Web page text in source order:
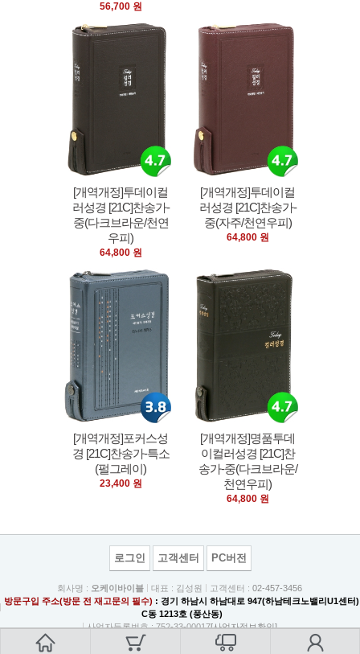
56,700 원
[개역개정]투데이컬
러성경 [21C]찬송가-
중(다크브라운/천연
우피)
64,800 원
[개역개정]투데이컬
러성경 [21C]찬송가-
중(자주/천연우피)
64,800 원
[개역개정]포커스성
경 [21C]찬송가-특소
(펄그레이)
23,400 원
[개역개정]명품투데
이컬러성경 [21C]찬
송가-중(다크브라운/
천연우피)
64,800 원
로그인 고객센터 PC버전
회사명 : 오케이바이블 대표 : 김성원 고객센터 : 02-457-3456
방문구입 주소(방문 전 재고문의 필수) : 경기 하남시 하남대로 947(하남테크노밸리U1센터)
C동 1213호 (풍산동)
사업자등록번호 : 752-33-00017[사업자정보확인]
사업자주소 : 서울특별시 광진구 중곡동 84-1 3층
통신판매업 신고 : 광진 제1077호